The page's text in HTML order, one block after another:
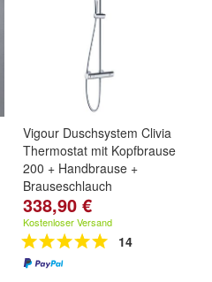
Vigour Duschsystem Clivia
Thermostat mit Kopfbrause
200 + Handbrause +
Brauseschlauch
338,90 €
Kostenloser Versand
14